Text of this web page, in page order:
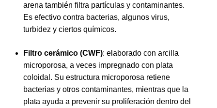
arena también filtra partículas y contaminantes.
Es efectivo contra bacterias, algunos virus,
turbidez y ciertos químicos.
Filtro cerámico (CWF): elaborado con arcilla
microporosa, a veces impregnado con plata
coloidal. Su estructura microporosa retiene
bacterias y otros contaminantes, mientras que la
plata ayuda a prevenir su proliferación dentro del